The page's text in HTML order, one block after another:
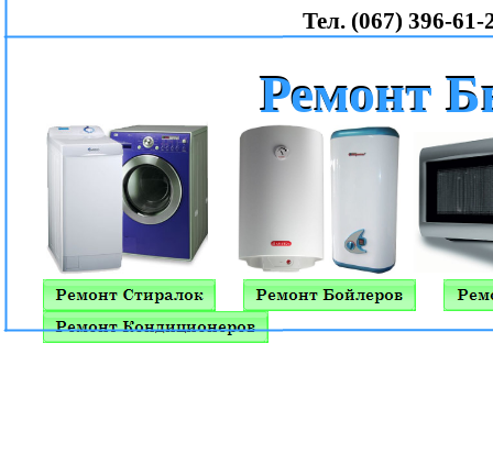
Ремонт
Ремонт
Тел. (067) 396-